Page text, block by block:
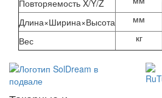
Повторяемость X/Y/Z
Длина×Ширина×Высота
мм
Вес
кг